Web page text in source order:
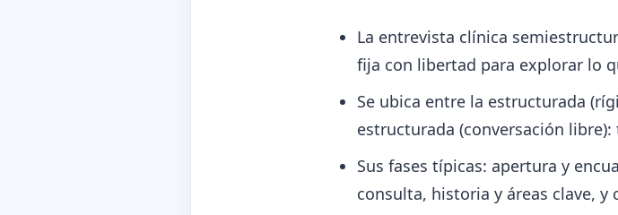
La entrevista clínica
fija con libertad para explorar lo
Se ubica entre la estructurada
estructurada (conversación
Sus fases típicas: apertura y
consulta, historia y áreas clave, y